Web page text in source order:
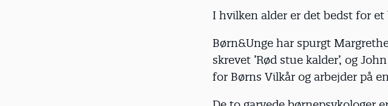
I hvilken alder er det bedst for
Børn&Unge har spurgt
skrevet ’Rød stue kalder’, og
for Børns Vilkår og arbejder på